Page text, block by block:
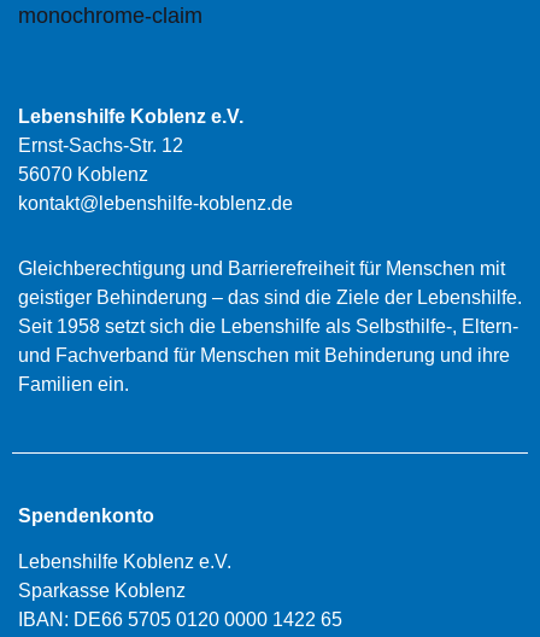
Lebenshilfe Koblenz e.V.
Ernst-Sachs-Str. 12
56070 Koblenz
kontakt@lebenshilfe-koblenz.de
Gleichberechtigung und Barrierefreiheit für Menschen mit
geistiger Behinderung – das sind die Ziele der Lebenshilfe.
Seit 1958 setzt sich die Lebenshilfe als Selbsthilfe-, Eltern-
und Fachverband für Menschen mit Behinderung und ihre
Familien ein.
Spendenkonto
Lebenshilfe Koblenz e.V.
Sparkasse Koblenz
IBAN: DE66 5705 0120 0000 1422 65